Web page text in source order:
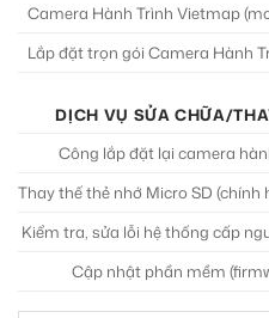
Camera Hành Trình Vietmap
Lắp đặt trọn gói Camera Hành
DỊCH VỤ SỬA CHỮA/
Công lắp đặt lại camera
Thay thế thẻ nhớ Micro SD (chính
Kiểm tra, sửa lỗi hệ thống cấp
Cập nhật phần mềm